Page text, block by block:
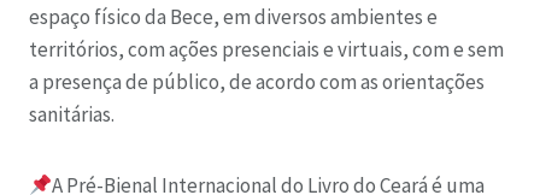
espaço físico da Bece, em diversos ambientes e
territórios, com ações presenciais e virtuais, com e sem
a presença de público, de acordo com as orientações
sanitárias.
A Pré-Bienal Internacional do Livro do Ceará é uma